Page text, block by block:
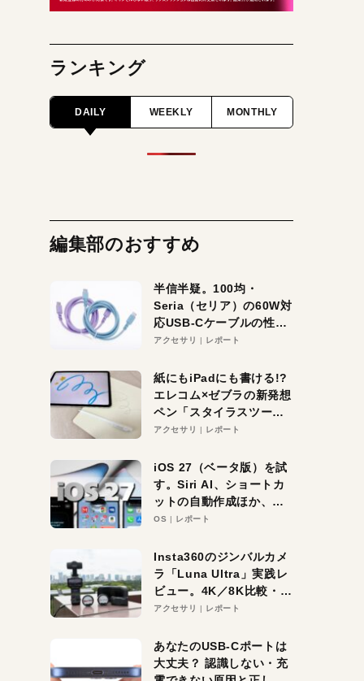
ランキング
DAILY WEEKLY MONTHLY
編集部のおすすめ
半信半疑。100均・
Seria（セリア）の60W対
応USB-Cケーブルの性能
を検証。超コスパの1本を
アクセサリ レポート
紙にもiPadにも書ける!?
エレコム×ゼブラの新発想
ペン「スタイラスツーウ
ェイ」レビュー。持ち替
アクセサリ レポート
iOS 27（ベータ版）を試
す。Siri AI、ショートカ
ットの自動作成ほか、期
待大の便利機能5選。
る未来はすぐそこ！
OS レポート
Insta360のジンバルカメ
ラ「Luna Ultra」実践レ
ビュー。4K／8K比較・ズ
ーム・夜間撮影をチェッ
アクセサリ レポート
あなたのUSB-Cポートは
大丈夫？ 認識しない・充